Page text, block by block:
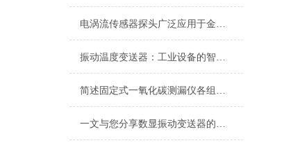
电涡流传感器探头广泛应用于金属材料的缺陷检测领域
振动温度变送器：工业设备的智能守护者
简述固定式一氧化碳测漏仪各组成部件的作用
一文与您分享数显振动变送器的常见问题相应解决方法